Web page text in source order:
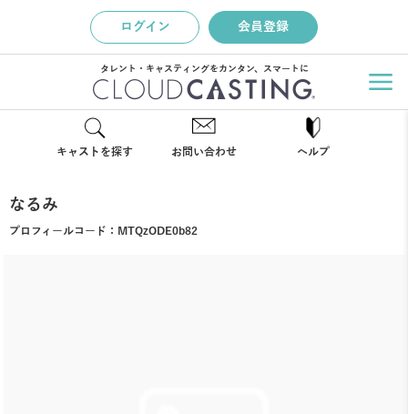
ログイン 会員登録
タレント・キャスティングをカンタン、スマートに
キャストを探す お問い合わせ ヘルプ
なるみ
プロフィールコード： MTQzODE0b82